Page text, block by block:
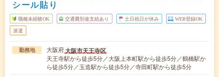
シール貼り
職種未経験OK 交通費別途支給あり 土日祝日が休み WEB登録OK
派遣
勤務地 大阪府大阪市天王寺区
天王寺駅から徒歩5分／大阪上本町駅から徒歩5分／鶴橋駅か
ら徒歩5分／玉造駅から徒歩5分／寺田町駅から徒歩5分